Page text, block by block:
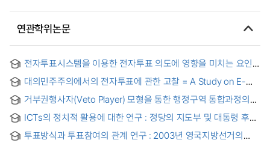
연관학위논문
전자투표시스템을 이용한 전자투표 의도에 영향을 미치는 요인
연구 : 스크린터치 방식 전자투표 수용을 중심으로
대의민주주의에서의 전자투표에 관한 고찰 = A Study on E-
voting as a Complementary Mechanism of Representative
Democracy
거부권행사자(Veto Player) 모형을 통한 행정구역 통합과정의
비교분석 : 자치단체간 합의과정을 중심으로 = A comparative
analysis on the process of administrative district
consolidation by using veto player model : focusing on the
agreement stage between local governments
ICTs의 정치적 활용에 대한 연구 : 정당의 지도부 및 대통령 후보
경선을 중심으로
투표방식과 투표참여의 관계 연구 : 2003년 영국지방선거의